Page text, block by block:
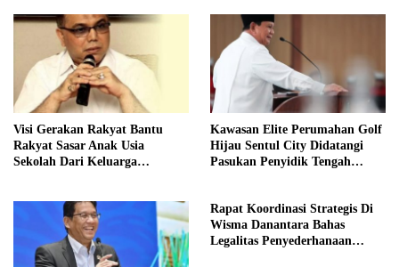
Visi Gerakan Rakyat Bantu
Rakyat Sasar Anak Usia
Sekolah Dari Keluarga
Kawasan Elite Perumahan Golf
Hijau Sentul City Didatangi
Pasukan Penyidik Tengah
Rapat Koordinasi Strategis Di
Wisma Danantara Bahas
Legalitas Penyederhanaan